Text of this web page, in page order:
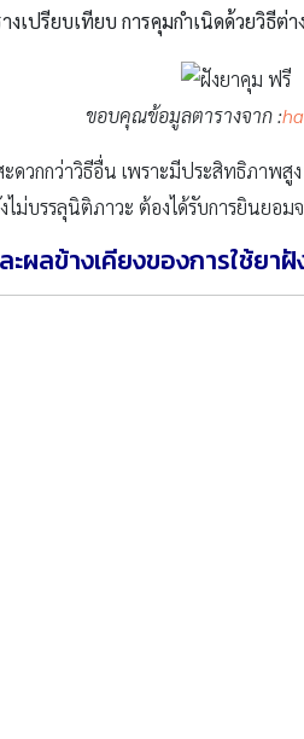
งเปรียบเทียบ การคุมกำเนิดด้วยวิธีต่
ขอบคุณข้อมูลตารางจาก :
ดวกกว่าวิธีอื่น เพราะมีประสิทธิภาพ
ม่บรรลุนิติภาวะ ต้องได้รับการยินยอม
ผลข้างเคียงของการใช้ยา